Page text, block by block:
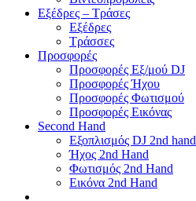
Εξέδρες – Τράσες
Εξέδρες
Τράσσες
Προσφορές
Προσφορές Εξ/μού DJ
Προσφορές Ήχου
Προσφορές Φωτισμού
Προσφορές Εικόνας
Second Hand
Εξοπλισμός DJ 2nd hand
Ήχος 2nd Hand
Φωτισμός 2nd Hand
Εικόνα 2nd Hand